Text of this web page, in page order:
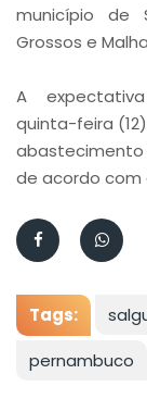
município de
Grossos e
A expectativa
quinta-feira
de acordo com
Tags:
pernambuco